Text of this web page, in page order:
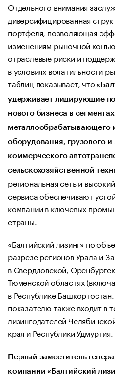
Отдельного внимания
диверсифицированная
портфеля, позволяющая
изменениям рыночной
отраслевые риски и
в условиях волатильности
таблиц показывает, что
удерживает лидирующие
нового бизнеса в
металлообрабатывающего
оборудования, грузового и
коммерческого
сельскохозяйственной
региональная сеть и
сервиса обеспечивают
компании в ключевых
страны.
«Балтийский лизинг» по
разрезе регионов Урала и
в Свердловской,
Тюменской областях
в Республике
показателю также входит в
лизингодателей
края и Республики Удмуртия.
Первый заместитель
компании «Балтийский